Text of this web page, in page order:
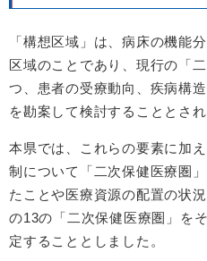
「構想区域」は、病床の機能
区域のことであり、現行の「
つ、患者の受療動向、疾病構
を勘案して検討することとされ
本県では、これらの要素に加
制について「二次保健医療圏
たことや医療資源の配置の状
の13の「二次保健医療圏」を
定することとしました。